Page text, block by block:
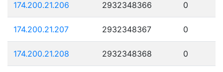
174.200.21.206 2932348366 0
174.200.21.207 2932348367 0
174.200.21.208 2932348368 0